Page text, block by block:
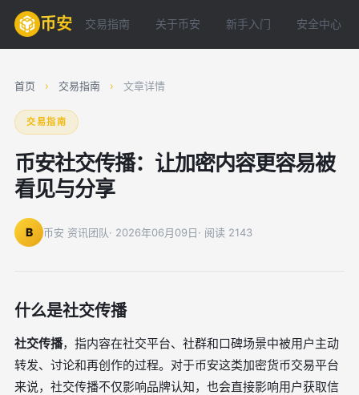
币安 交易指南 关于币安 新手入门 安全中心
首页 › 交易指南 › 文章详情
交易指南
币安社交传播：让加密内容更容易被
看见与分享
B 币安 资讯团队· 2026年06月09日· 阅读 2143
什么是社交传播
社交传播，指内容在社交平台、社群和口碑场景中被用户主动
转发、讨论和再创作的过程。对于币安这类加密货币交易平台
来说，社交传播不仅影响品牌认知，也会直接影响用户获取信